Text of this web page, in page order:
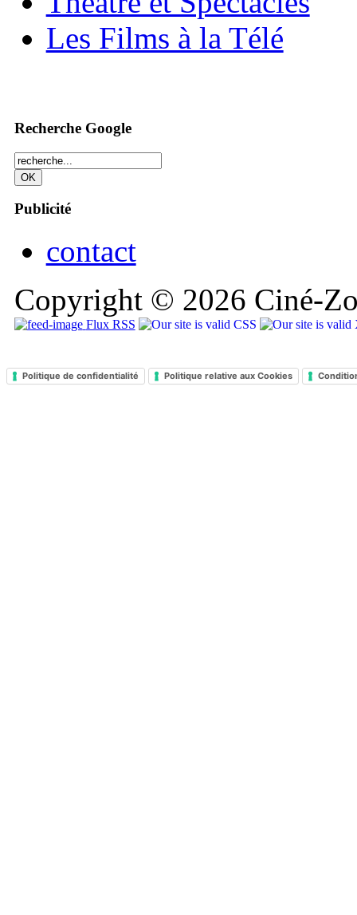
Les Films à la Télé
Recherche Google
Publicité
contact
Copyright © 2026 Ciné-
Flux RSS
Politique de confidentialité Politique relative aux Cookies